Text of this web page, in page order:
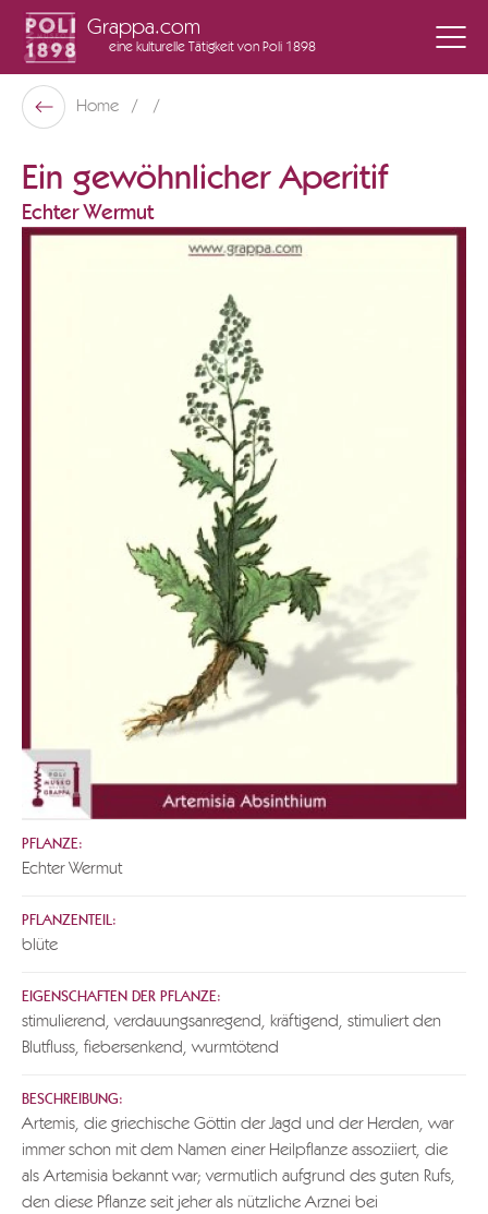
Grappa.com
eine kulturelle Tätigkeit von Poli 1898
Poli Museo Della Grappa
Zurück
Home
Ein gewöhnlicher Aperitif
Echter Wermut
PFLANZE:
Echter Wermut
PFLANZENTEIL:
blüte
EIGENSCHAFTEN DER PFLANZE:
stimulierend, verdauungsanregend, kräftigend, stimuliert den
Blutfluss, fiebersenkend, wurmtötend
BESCHREIBUNG:
Artemis, die griechische Göttin der Jagd und der Herden, war
immer schon mit dem Namen einer Heilpflanze assoziiert, die
als Artemisia bekannt war; vermutlich aufgrund des guten Rufs,
den diese Pflanze seit jeher als nützliche Arznei bei